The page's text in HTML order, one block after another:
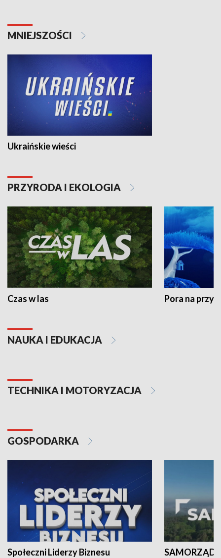
MNIEJSZOŚCI
Ukraińskie wieści
PRZYRODA I EKOLOGIA
Czas w las Pora na
NAUKA I EDUKACJA
TECHNIKA I MOTORYZACJA
GOSPODARKA
Społeczni Liderzy Biznesu SAMORZĄD